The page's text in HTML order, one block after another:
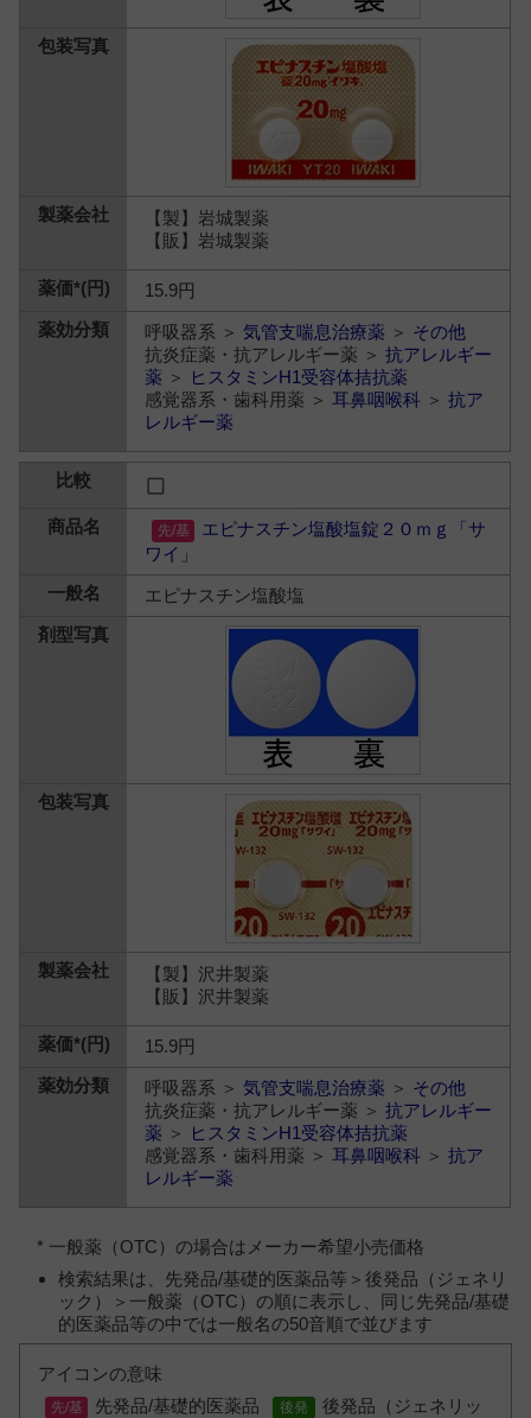
【製】岩城製薬
【販】岩城製薬
15.9円
呼吸器系 ＞気管支喘息治療薬 ＞ その他
抗炎症薬・抗アレルギー薬 ＞抗アレルギー
薬 ＞
ヒスタミンH1受容体拮抗薬
感覚器系・歯科用薬 ＞耳鼻咽喉科 ＞抗ア
レルギー薬
エピナスチン塩酸塩錠２０ｍｇ「サ
ワイ」
エピナスチン塩酸塩
【製】沢井製薬
【販】沢井製薬
15.9円
呼吸器系 ＞気管支喘息治療薬 ＞ その他
抗炎症薬・抗アレルギー薬 ＞抗アレルギー
薬 ＞
ヒスタミンH1受容体拮抗薬
感覚器系・歯科用薬 ＞耳鼻咽喉科 ＞抗ア
レルギー薬
* 一般薬（OTC）の場合はメーカー希望小売価格
検索結果は、先発品/基礎的医薬品等＞後発品（ジェネリ
ック）＞一般薬（OTC）の順に表示し、同じ先発品/基礎
的医薬品等の中では一般名の50音順で並びます
アイコンの意味
先発品/基礎的医薬品
後発品（ジェネリッ